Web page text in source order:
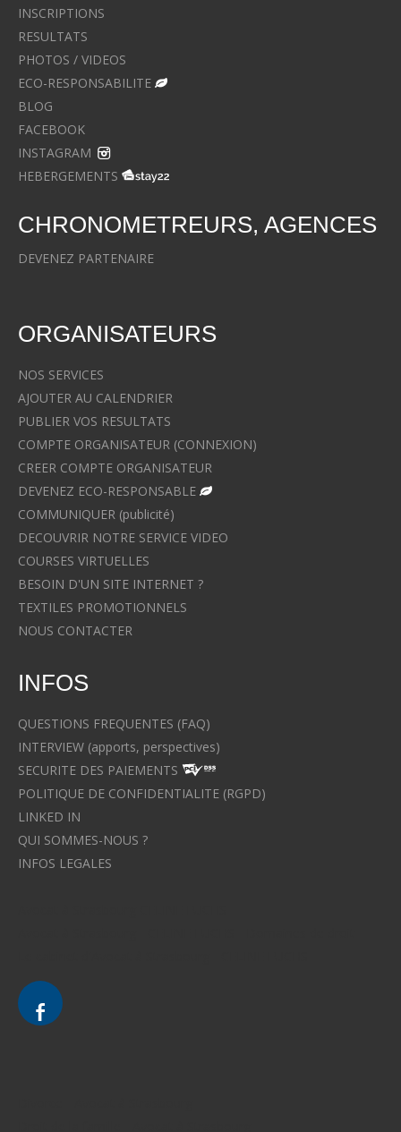
INSCRIPTIONS
RESULTATS
PHOTOS / VIDEOS
ECO-RESPONSABILITE
BLOG
FACEBOOK
INSTAGRAM
HEBERGEMENTS
CHRONOMETREURS, AGENCES
DEVENEZ PARTENAIRE
ORGANISATEURS
NOS SERVICES
AJOUTER AU CALENDRIER
PUBLIER VOS RESULTATS
COMPTE ORGANISATEUR (CONNEXION)
CREER COMPTE ORGANISATEUR
DEVENEZ ECO-RESPONSABLE
COMMUNIQUER (publicité)
DECOUVRIR NOTRE SERVICE VIDEO
COURSES VIRTUELLES
BESOIN D'UN SITE INTERNET ?
TEXTILES PROMOTIONNELS
NOUS CONTACTER
INFOS
QUESTIONS FREQUENTES (FAQ)
INTERVIEW (apports, perspectives)
SECURITE DES PAIEMENTS
POLITIQUE DE CONFIDENTIALITE (RGPD)
LINKED IN
QUI SOMMES-NOUS ?
INFOS LEGALES